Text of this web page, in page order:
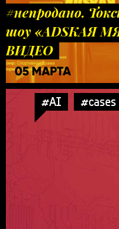
#непродано.
шоу «ADSКАЯ
ВИДЕО
05 МАРТА
#AI #cases